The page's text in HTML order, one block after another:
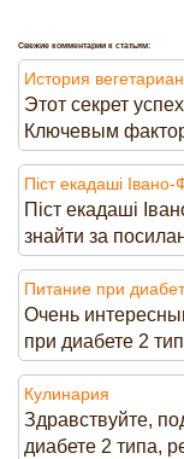
Свежие комментарии к статьям:
История
Этот секрет
Ключевым
Піст екадаші Івано-
Піст екадаші
знайти за
Питание при
Очень
при диабете 2
Кулинария
Здравствуйте,
диабете 2 типа,